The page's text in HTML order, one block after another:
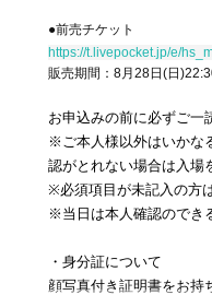
●前売チケット
https://t.livepocket.jp/e/
販売期間：8月28日(日
お申込みの前に必ずご一
※ご本人様以外はいかな
認がとれない場合は入場
※必須項目が未記入の方
※当日は本人確認のでき
・身分証について
顔写真付き証明書をお持